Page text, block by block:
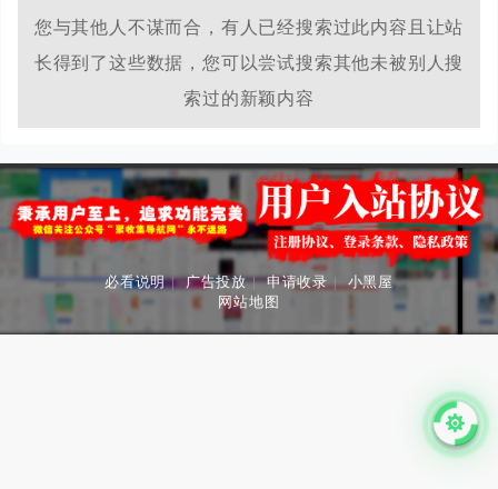
您与其他人不谋而合，有人已经搜索过此内容且让站
长得到了这些数据，您可以尝试搜索其他未被别人搜
索过的新颖内容
必看说明 | 广告投放 | 申请收录 | 小黑屋
网站地图